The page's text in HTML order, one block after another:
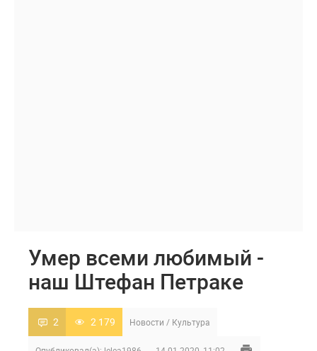
Умер всеми любимый -
наш Штефан Петраке
2 2 179 Новости / Культура